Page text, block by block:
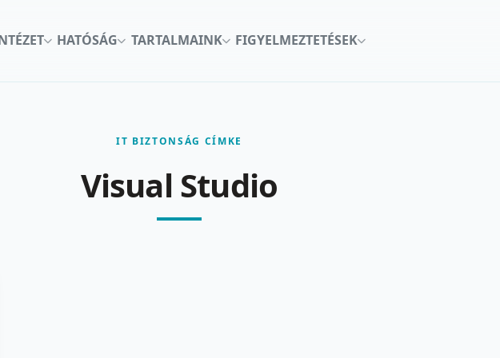
HATÓSÁG TARTALMAINK FIGYELMEZTETÉSEK
IT BIZTONSÁG CÍMKE
Visual Studio